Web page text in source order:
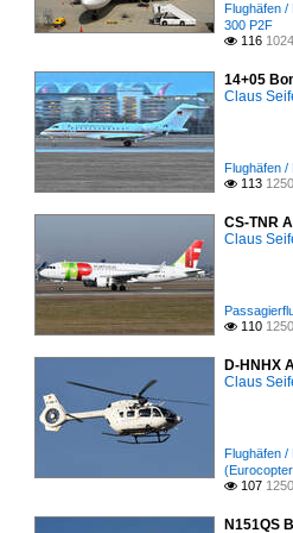
Flughäfen /
300 P2F
 116
14+05
Claus
Flughäfen /
 113
CS-TNR
Claus
 110
D-HNHX
Claus
Flughäfen /
 107
N151QS